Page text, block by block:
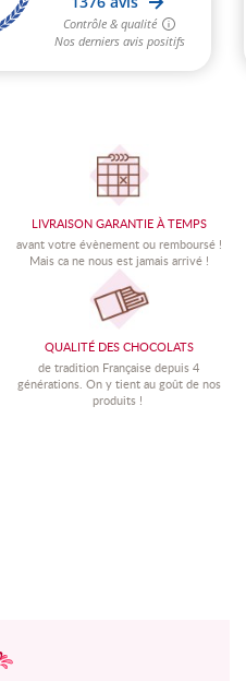
LIVRAISON GARANTIE À TEMPS
avant votre évènement ou remboursé !
Mais ca ne nous est jamais arrivé !
QUALITÉ DES CHOCOLATS
de tradition Française depuis 4
générations. On y tient au goût de nos
produits !